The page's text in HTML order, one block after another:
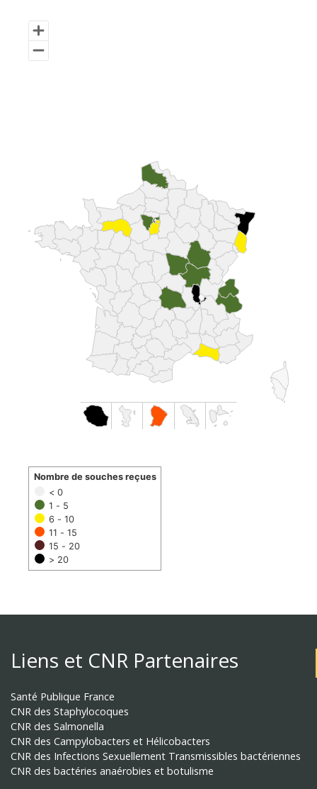
< 0
1 - 5
6 - 10
11 - 15
15 - 20
> 20
Nombre de souches reçues
Liens et CNR Partenaires
Santé Publique France
CNR des Staphylocoques
CNR des Salmonella
CNR des Campylobacters et Hélicobacters
CNR des Infections Sexuellement Transmissibles bactériennes
CNR des bactéries anaérobies et botulisme